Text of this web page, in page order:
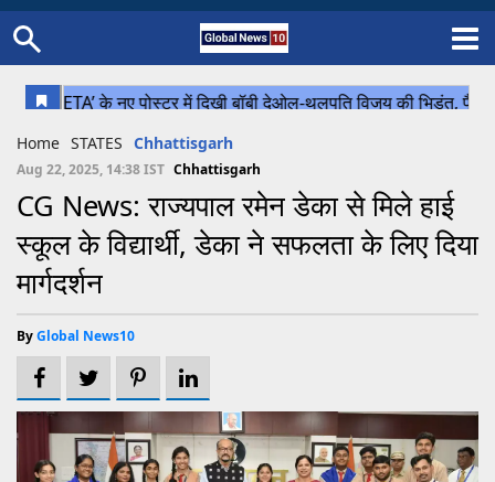
Uttar Pradesh
Chhattisgarh
Bihar
Uttrakhand
Cricket
Football
Home STATES Chhattisgarh
Aug 22, 2025, 14:38 IST Chhattisgarh
CG News: राज्यपाल रमेन डेका से मिले हाई
स्कूल के विद्यार्थी, डेका ने सफलता के लिए दिया
मार्गदर्शन
ByGlobal News10